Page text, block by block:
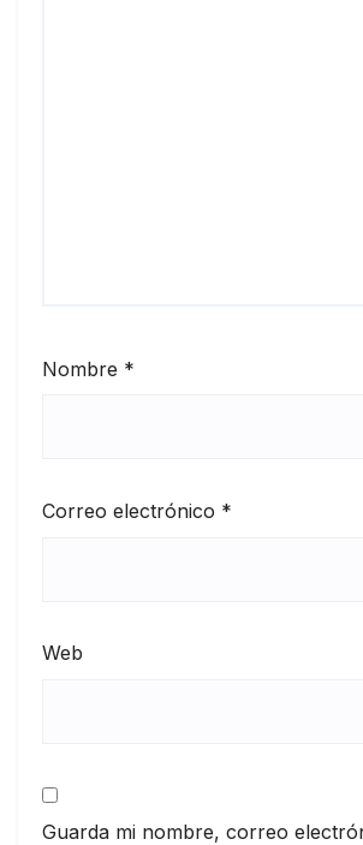
Nombre *
Correo electrónico *
Web
Guarda mi nombre, correo